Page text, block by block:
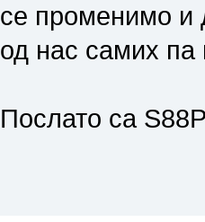
се променимо и
од нас самих па
Послато са